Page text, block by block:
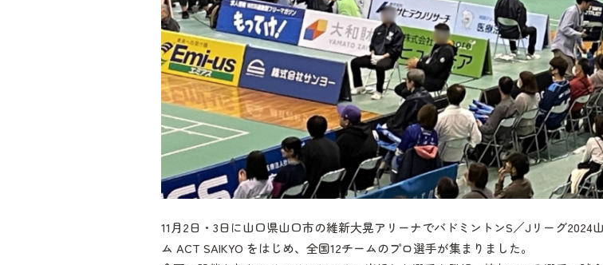
11月2日・3日に山口県山口市の維新大晃アリーナでバドミントンS／Jリーグ
ム ACT SAIKYO をはじめ、全国12チームのプロ選手が集まりました。